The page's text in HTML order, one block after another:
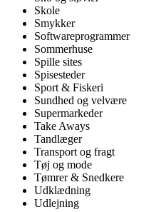
Skole
Smykker
Softwareprogrammer
Sommerhuse
Spille sites
Spisesteder
Sport & Fiskeri
Sundhed og velvære
Supermarkeder
Take Aways
Tandlæger
Transport og fragt
Tøj og mode
Tømrer & Snedkere
Udklædning
Udlejning